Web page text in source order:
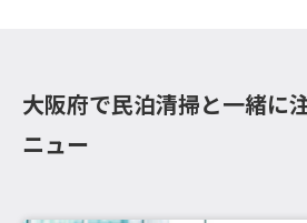
大阪府で民泊清掃と一緒に
ニュー